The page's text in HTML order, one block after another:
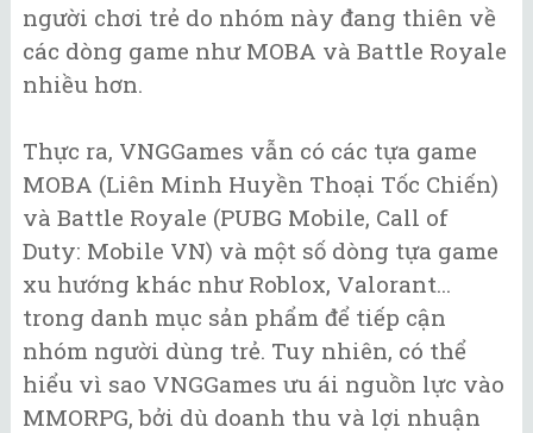
người chơi trẻ do nhóm này đang thiên về
các dòng game như MOBA và Battle Royale
nhiều hơn.
Thực ra, VNGGames vẫn có các tựa game
MOBA (Liên Minh Huyền Thoại Tốc Chiến)
và Battle Royale (PUBG Mobile, Call of
Duty: Mobile VN) và một số dòng tựa game
xu hướng khác như Roblox, Valorant...
trong danh mục sản phẩm để tiếp cận
nhóm người dùng trẻ. Tuy nhiên, có thể
hiểu vì sao VNGGames ưu ái nguồn lực vào
MMORPG, bởi dù doanh thu và lợi nhuận